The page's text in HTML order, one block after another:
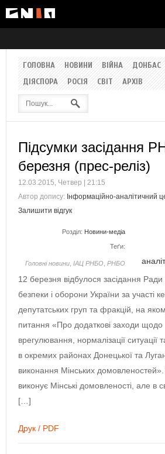
ГОЛОВНА НОВИНИ ВІЙНА ДОНБАС
ДІЯСПОРА
РОСІЯ СВІТ АРХІВ
Підсумки засідання
березня (прес-реліз)
12.03.2015, Четвер | 21:15
Автор допису: Інформаційно-аналітичний
Залишити відгук
Розділ: Новини-медіа
Теґи:
Головнi новини ІАЦ РНБО РНБО
12 березня відбулося засідання Ради
безпеки і оборони України за участі
депутатських груп та фракцій, на
питання «Про додаткові заходи
врегулювання, нормалізації ситуації
в окремих районах Донецької та
виконання Мінських
виконує Мінські домовленості, але в
[…]
Друк / PDF